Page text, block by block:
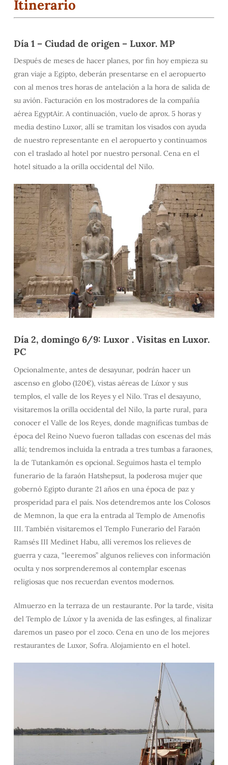
Itinerario
Día 1 – Ciudad de origen – Luxor. MP
Después de meses de hacer planes, por fin hoy empieza su
gran viaje a Egipto, deberán presentarse en el aeropuerto
con al menos tres horas de antelación a la hora de salida de
su avión. Facturación en los mostradores de la compañía
aérea EgyptAir. A continuación, vuelo de aprox. 5 horas y
media destino Luxor, allí se tramitan los visados con ayuda
de nuestro representante en el aeropuerto y continuamos
con el traslado al hotel por nuestro personal. Cena en el
hotel situado a la orilla occidental del Nilo.
Día 2, domingo 6/9: Luxor . Visitas en Luxor.
PC
Opcionalmente, antes de desayunar, podrán hacer un
ascenso en globo (120€), vistas aéreas de Lúxor y sus
templos, el valle de los Reyes y el Nilo. Tras el desayuno,
visitaremos la orilla occidental del Nilo, la parte rural, para
conocer el Valle de los Reyes, donde magníficas tumbas de
época del Reino Nuevo fueron talladas con escenas del más
allá; tendremos incluida la entrada a tres tumbas a faraones,
la de Tutankamón es opcional. Seguimos hasta el templo
funerario de la faraón Hatshepsut, la poderosa mujer que
gobernó Egipto durante 21 años en una época de paz y
prosperidad para el país. Nos detendremos ante los Colosos
de Memnon, la que era la entrada al Templo de Amenofis
III. También visitaremos el Templo Funerario del Faraón
Ramsés III Medinet Habu, allí veremos los relieves de
guerra y caza, “leeremos” algunos relieves con información
oculta y nos sorprenderemos al contemplar escenas
religiosas que nos recuerdan eventos modernos.
Almuerzo en la terraza de un restaurante. Por la tarde, visita
del Templo de Lúxor y la avenida de las esfinges, al finalizar
daremos un paseo por el zoco. Cena en uno de los mejores
restaurantes de Luxor, Sofra. Alojamiento en el hotel.